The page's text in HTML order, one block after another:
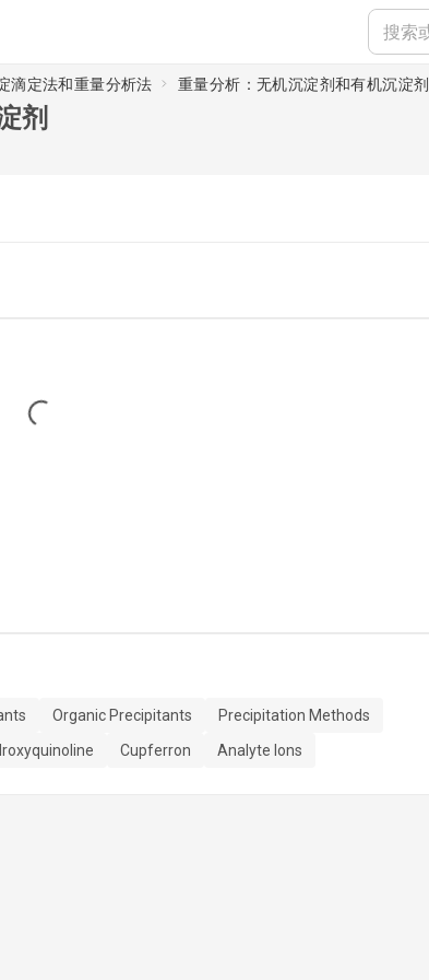
滴定法和重量分析法 重量分析：无机沉淀剂和有机沉淀剂
剂
Loading...
Organic Precipitants
Precipitation Methods
Cupferron Analyte Ions